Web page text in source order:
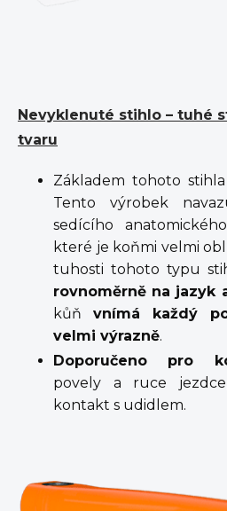
Nevyklenuté stihlo – tuhé
tvaru
Základem tohoto
Tento výrobek
sedícího
které je koňmi velmi
tuhosti tohoto typu
rovnoměrně na jazyk
kůň vnímá každý
velmi výrazně.
Doporučeno pro
povely a ruce
kontakt s udidlem.